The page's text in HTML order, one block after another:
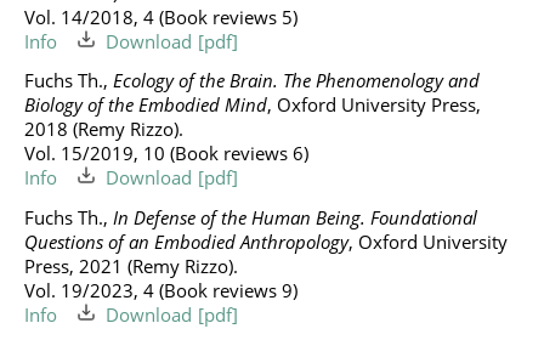
Vol. 14/2018, 4 (Book reviews 5)
Info
Download
Fuchs Th., Ecology of the Brain. The Phenomenology and
Biology of the Embodied Mind, Oxford University Press,
2018 (Remy Rizzo).
Vol. 15/2019, 10 (Book reviews 6)
Info
Download
Fuchs Th., In Defense of the Human Being. Foundational
Questions of an Embodied Anthropology, Oxford University
Press, 2021 (Remy Rizzo).
Vol. 19/2023, 4 (Book reviews 9)
Info
Download